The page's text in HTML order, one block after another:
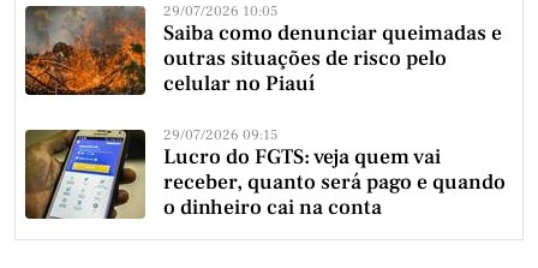
29/07/2026 10:05
Saiba como denunciar queimadas e
outras situações de risco pelo
celular no Piauí
29/07/2026 09:15
Lucro do FGTS: veja quem vai
receber, quanto será pago e quando
o dinheiro cai na conta